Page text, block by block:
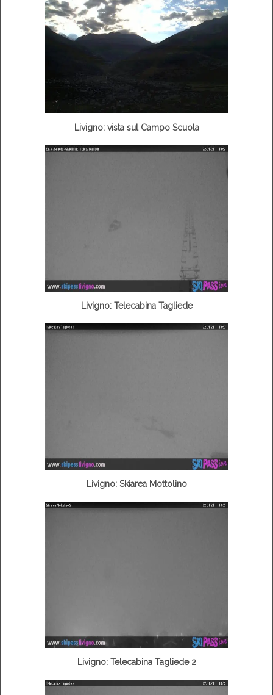
Livigno: vista sul Campo Scuola
Livigno: Telecabina Tagliede
Livigno: Skiarea Mottolino
Livigno: Telecabina Tagliede 2